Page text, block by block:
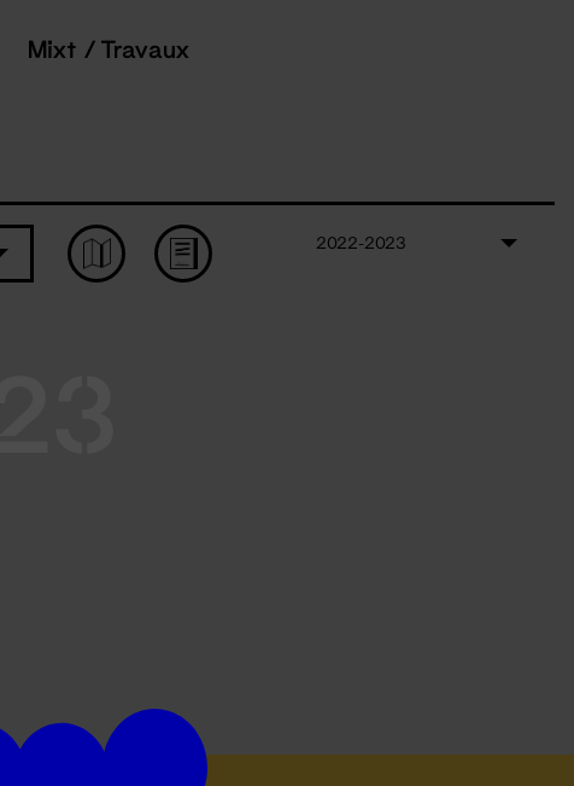
Mixt / Travaux
2022-2023